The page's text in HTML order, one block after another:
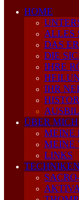
HOME
ALLES
DAS
DIE
IHRE
IHR
ÜBER MICH
MEINE
MEINE
LINKS